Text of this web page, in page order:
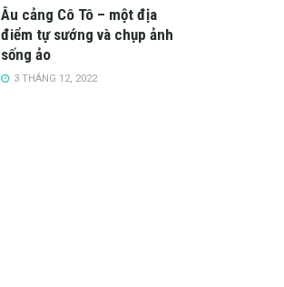
Âu cảng Cô Tô – một địa
điểm tự sướng và chụp ảnh
sống ảo
3 THÁNG 12, 2022